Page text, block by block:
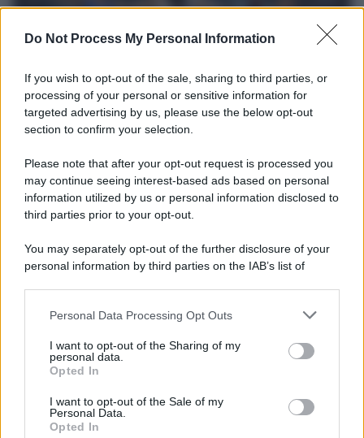
Do Not Process My Personal Information
If you wish to opt-out of the sale, sharing to third parties, or
processing of your personal or sensitive information for
targeted advertising by us, please use the below opt-out
section to confirm your selection.
Please note that after your opt-out request is processed you
may continue seeing interest-based ads based on personal
information utilized by us or personal information disclosed to
third parties prior to your opt-out.
You may separately opt-out of the further disclosure of your
personal information by third parties on the IAB’s list of
This information may also be disclosed by us to third parties
disclose it to other third parties.
Please note that this website/app uses one or more Google
services and may gather and store information including but
not limited to your visit or usage behaviour. You may click to
grant or deny consent to Google and its third-party tags to
Personal Data Processing Opt Outs
I want to opt-out of the Sharing of my
personal data.
Opted In
I want to opt-out of the Sale of my
Personal Data.
Opted In
Il ricordo /Storia di Pietro Mennea, la Freccia del Sud più
veloce del mondo
Ecco tutta la storia di Pietro Mennea, il più grande velocista
europeo della storia. Fu per 17 ani primatista mondiale dei 200
Cinema /
Saturnia Film Festival 2024: una vetrina per i
nuovi talenti
Trattative /Qualcosa inizia a muoversi anche in Serie A